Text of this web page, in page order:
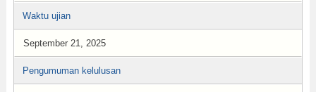
Waktu ujian
September 21, 2025
Pengumuman kelulusan